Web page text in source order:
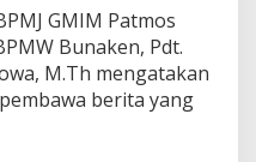
GMIM Patmos
Bunaken, Pdt.
M.Th mengatakan
berita yang